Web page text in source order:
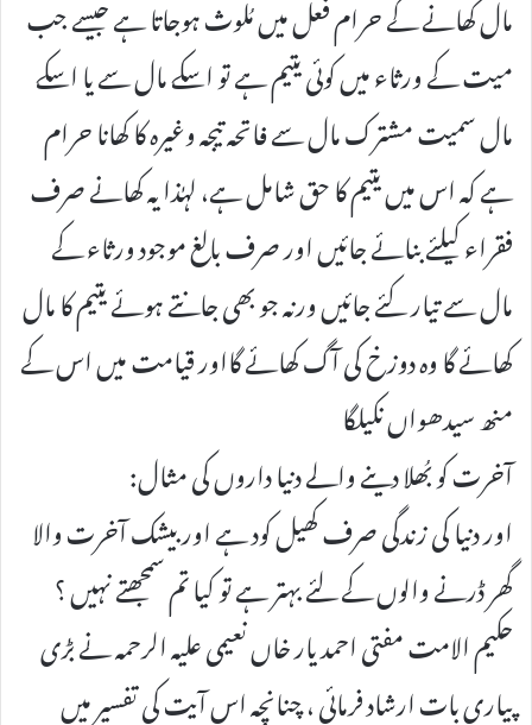
مال کھانے کے حرام فعل میں مُلوث ہوجاتا ہے جیسے جب
میت کے ورثاء میں کوئی یتیم ہے تو اسکے مال سے یا اسکے
مال سمیت مشترک مال سے فاتحہ تیجہ وغیرہ کا کھانا حرام
ہے کہ اس میں یتیم کا حق شامل ہے، لہٰذا یہ کھانے صرف
فقراء کیلئے بنائے جائیں اور صرف بالغ موجود ورثاء کے
مال سے تیار کئے جائیں ورنہ جو بھی جانتے ہوئے یتیم کا مال
کھائے گا وہ دوزخ کی آگ کھائے گااور قیامت میں اس کے
منھ سیدھواں نکیلگا
آخرت کو بُھلا دینے والے دنیا داروں کی مثال:
اور دنیا کی زندگی صرف کھیل کود ہے اور بیشک آخرت والا
گھر ڈرنے والوں کے لئے بہتر ہے تو کیا تم سمجھتے نہیں ؟
حکیم الامت مفتی احمد یار خاں نعیمی علیہ الرحمہ نے بڑی
پیاری بات ارشاد فرمائی ، چنانچہ اس آیت کی تفسیر میں